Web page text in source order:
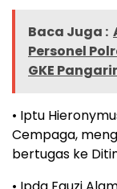
Baca Juga :
Personel
GKE
• Iptu
Cempaga,
bertugas ke